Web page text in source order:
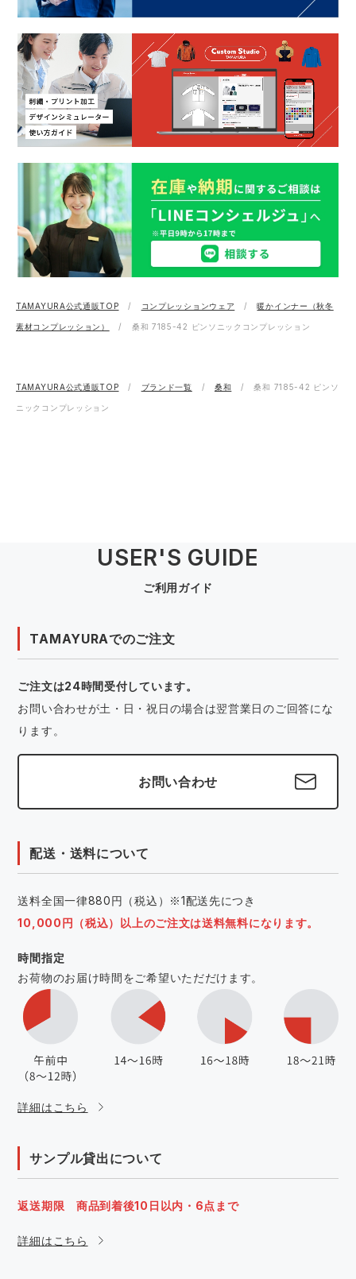
TAMAYURA公式通販TOP コンプレッションウェア 暖かインナー（秋冬
素材コンプレッション） 桑和 7185-42 ピンソニックコンプレッション
TAMAYURA公式通販TOP ブランド一覧 桑和 桑和 7185-42 ピンソ
ニックコンプレッション
USER'S GUIDE
ご利用ガイド
TAMAYURAでのご注文
ご注文は24時間受付しています。
お問い合わせが土・日・祝日の場合は翌営業日のご回答にな
ります。
お問い合わせ
配送・送料について
送料全国一律880円（税込）※1配送先につき
10,000円（税込）以上のご注文は送料無料になります。
時間指定
お荷物のお届け時間をご希望いただだけます。
詳細はこちら
サンプル貸出について
返送期限 商品到着後10日以内・6点まで
詳細はこちら